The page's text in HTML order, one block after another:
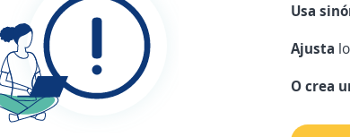
Usa
Ajusta
O crea